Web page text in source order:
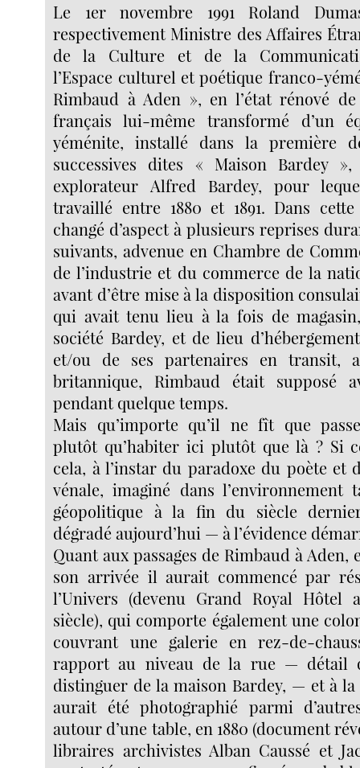
Le 1er novembre 1991 Roland
respectivement Ministre des Affaires
de la Culture et de la
l’Espace culturel et poétique franco-
Rimbaud à Aden », en l’état rénové de
français lui-même transformé d’un
yéménite, installé dans la première
successives dites « Maison Bardey
explorateur Alfred Bardey, pour
travaillé entre 1880 et 1891. Dans
changé d’aspect à plusieurs reprises
suivants, advenue en Chambre de
de l’industrie et du commerce de la
avant d’être mise à la disposition
qui avait tenu lieu à la fois de
société Bardey, et de lieu
et/ou de ses partenaires en transit,
britannique, Rimbaud était supposé
pendant quelque temps.
Mais qu’importe qu’il ne fît que
plutôt qu’habiter ici plutôt que là ? Si
cela, à l’instar du paradoxe du poète et
vénale, imaginé dans l’environnement
géopolitique à la fin du siècle
dégradé aujourd’hui — à l’évidence
Quant aux passages de Rimbaud à Aden,
son arrivée il aurait commencé par
l’Univers (devenu Grand Royal Hôtel
siècle), qui comporte également une
couvrant une galerie en rez-de-
rapport au niveau de la rue — détail
distinguer de la maison Bardey, — et à
aurait été photographié parmi
autour d’une table, en 1880 (document
libraires archivistes Alban Caussé et